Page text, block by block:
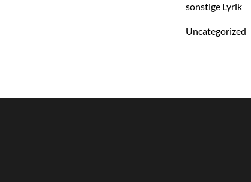
sonstige Lyrik
Uncategorized